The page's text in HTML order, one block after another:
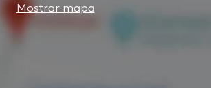
Mostrar mapa